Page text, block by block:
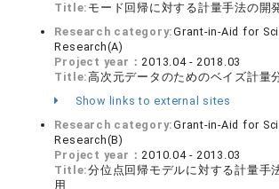
Title: モード回帰に対する計量手法の開
Research category:Grant-in-Aid for
Research(A)
Project year：2013.04 - 2018.03
Title:高次元データのためのベイズ計量
Show links to external sites
Research category:Grant-in-Aid for
Research(B)
Project year：2010.04 - 2013.03
Title:分位点回帰モデルに対する計量手
用